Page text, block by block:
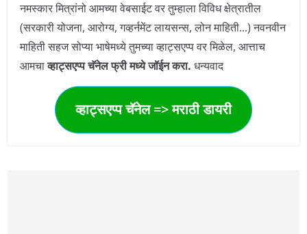
नमस्कार मित्रांनो आमच्या वेबसाईट वर तुम्हाला विविध क्षेत्रातील
(सरकारी योजना, आरोग्य, गव्हर्नमेंट लायसन्स, लोन माहिती...) नवनवीन
माहिती सहज सोप्या भाषेमध्ये तुमच्या व्हाट्सएप्प वर मिळेल, आत्ताच
आमचाव्हाट्सएप्प चॅनेल फ्री मध्ये जॉईन करा. धन्यवाद
व्हाट्सएप्प चॅनेल => मराठी डायरी